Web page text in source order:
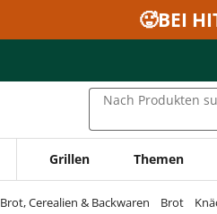
🥵BEI
Nach Produkten
Grillen Themen
Brot, Cerealien & Backwaren Brot